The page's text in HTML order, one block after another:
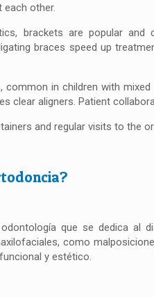
each other.
brackets are popular and
braces speed up
common in children with
clear aligners. Patient
and regular visits to the
que se dedica al
como
y estético.